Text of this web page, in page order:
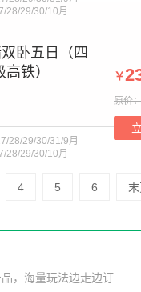
28/29/30/10月
卧五日（四
铁）
28/29/30/31/9月
28/29/30/10月
￥
原价
4 5 6
，海量玩法边走边订